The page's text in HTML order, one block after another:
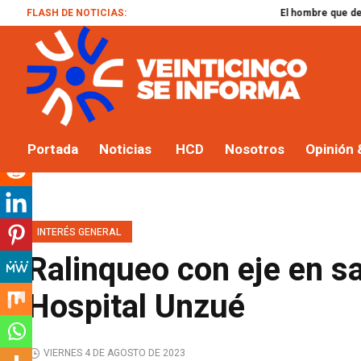
FLASH DE NOTICIAS: El hombre que desafió al
Portada Noticias HCD Nosotros Opinión
INTERÉS GENERAL
Ralinqueo con eje en
Hospital Unzué
VIERNES 4 DE AGOSTO DE 2023